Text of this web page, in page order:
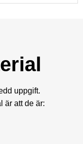
uppgift.
är att de är: